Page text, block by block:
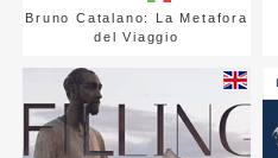
Bruno Catalano: La Metafora
del Viaggio